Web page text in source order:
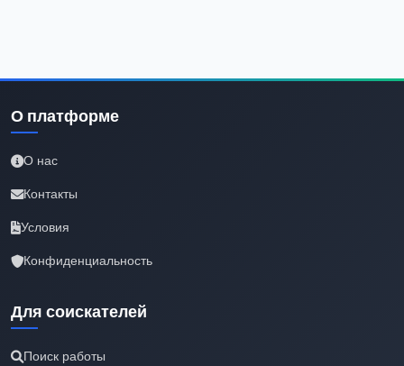
О платформе
О нас
Контакты
Условия
Конфиденциальность
Для соискателей
Поиск работы